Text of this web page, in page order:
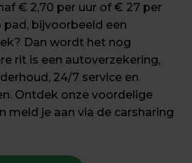
€ 2,70 per uur of € 27 per
pad, bijvoorbeeld een
Dan wordt het nog
rit is een autoverzekering,
24/7 service en
Ontdek onze voordelige
meld je aan via de carsharing